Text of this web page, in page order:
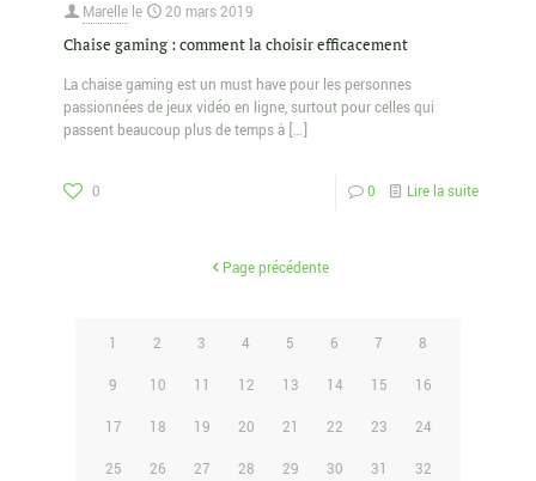
Marelle le 20 mars 2019
Chaise gaming : comment la choisir efficacement
La chaise gaming est un must have pour les personnes
passionnées de jeux vidéo en ligne, surtout pour celles qui
passent beaucoup plus de temps à […]
0 0 Lire la suite
Page précédente
1 2 3 4 5 6 7 8
9 10 11 12 13 14 15 16
17 18 19 20 21 22 23 24
25 26 27 28 29 30 31 32